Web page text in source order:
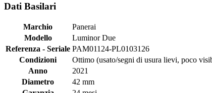
Dati Basilari
Marchio
Panerai
Modello
Luminor Due
Referenza - Seriale PAM01124-PL0103126
Condizioni
Ottimo (usato/segni di usura lievi, poco
Anno
2021
Diametro
42 mm